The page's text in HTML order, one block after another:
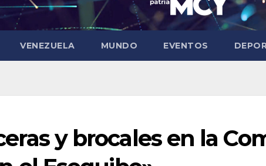
VENEZUELA MUNDO EVENTOS
y brocales en la